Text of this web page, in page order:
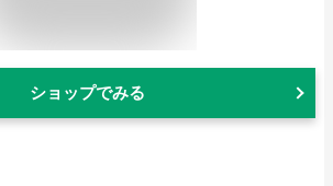
ショップでみる